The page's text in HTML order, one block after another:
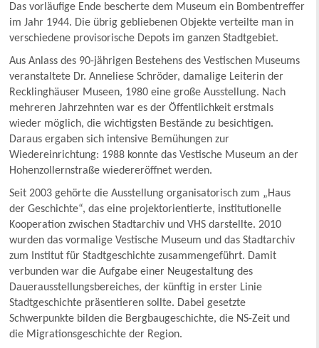
Das vorläufige Ende bescherte dem Museum ein Bombentreffer
im Jahr 1944. Die übrig gebliebenen Objekte verteilte man in
verschiedene provisorische Depots im ganzen Stadtgebiet.
Aus Anlass des 90-jährigen Bestehens des Vestischen Museums
veranstaltete Dr. Anneliese Schröder, damalige Leiterin der
Recklinghäuser Museen, 1980 eine große Ausstellung. Nach
mehreren Jahrzehnten war es der Öffentlichkeit erstmals
wieder möglich, die wichtigsten Bestände zu besichtigen.
Daraus ergaben sich intensive Bemühungen zur
Wiedereinrichtung: 1988 konnte das Vestische Museum an der
Hohenzollernstraße wiedereröffnet werden.
Seit 2003 gehörte die Ausstellung organisatorisch zum „Haus
der Geschichte“, das eine projektorientierte, institutionelle
Kooperation zwischen Stadtarchiv und VHS darstellte. 2010
wurden das vormalige Vestische Museum und das Stadtarchiv
zum Institut für Stadtgeschichte zusammengeführt. Damit
verbunden war die Aufgabe einer Neugestaltung des
Dauerausstellungsbereiches, der künftig in erster Linie
Stadtgeschichte präsentieren sollte. Dabei gesetzte
Schwerpunkte bilden die Bergbaugeschichte, die NS-Zeit und
die Migrationsgeschichte der Region.